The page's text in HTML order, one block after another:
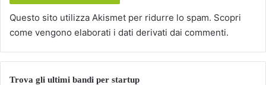
Questo sito utilizza Akismet per ridurre lo spam. Scopri
come vengono elaborati i dati derivati dai commenti.
Trova gli ultimi bandi per startup